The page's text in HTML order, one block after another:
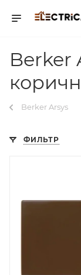
Berker
Berker Arsys
ФИЛЬТР